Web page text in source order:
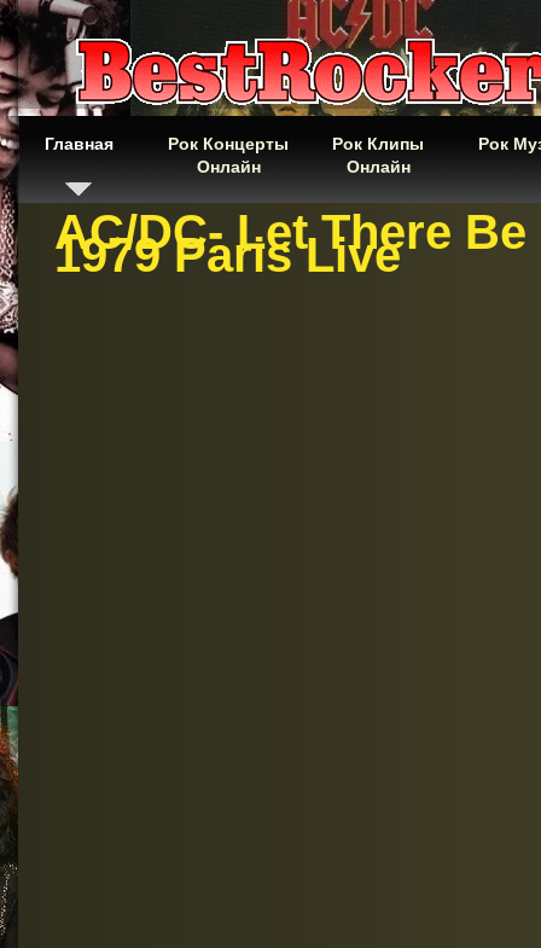
Главная
Рок Концерты
Онлайн
Рок Клипы
Онлайн
Рок
AC/DC- Let There
1979 Paris Live